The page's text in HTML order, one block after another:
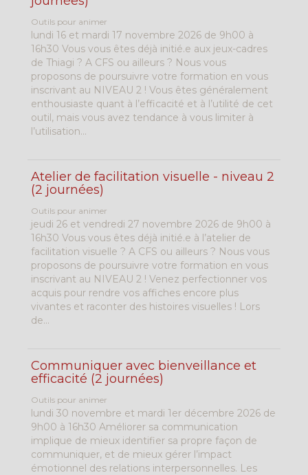
Outils pour animer
lundi 16 et mardi 17 novembre 2026 de 9h00 à
16h30 Vous vous êtes déjà initié.e aux jeux-cadres
de Thiagi ? A CFS ou ailleurs ? Nous vous
proposons de poursuivre votre formation en vous
inscrivant au NIVEAU 2 ! Vous êtes généralement
enthousiaste quant à l’efficacité et à l’utilité de cet
outil, mais vous avez tendance à vous limiter à
l’utilisation...
Atelier de facilitation visuelle - niveau 2
(2 journées)
Outils pour animer
jeudi 26 et vendredi 27 novembre 2026 de 9h00 à
16h30 Vous vous êtes déjà initié.e à l’atelier de
facilitation visuelle ? A CFS ou ailleurs ? Nous vous
proposons de poursuivre votre formation en vous
inscrivant au NIVEAU 2 ! Venez perfectionner vos
acquis pour rendre vos affiches encore plus
vivantes et raconter des histoires visuelles ! Lors
de...
Communiquer avec bienveillance et
efficacité (2 journées)
Outils pour animer
lundi 30 novembre et mardi 1er décembre 2026 de
9h00 à 16h30 Améliorer sa communication
implique de mieux identifier sa propre façon de
communiquer, et de mieux gérer l’impact
émotionnel des relations interpersonnelles. Les